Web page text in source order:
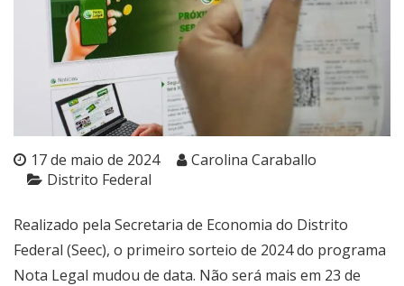
17 de maio de 2024
Carolina Caraballo
Distrito Federal
Realizado pela Secretaria de Economia do Distrito
Federal (Seec), o primeiro sorteio de 2024 do programa
Nota Legal mudou de data. Não será mais em 23 de